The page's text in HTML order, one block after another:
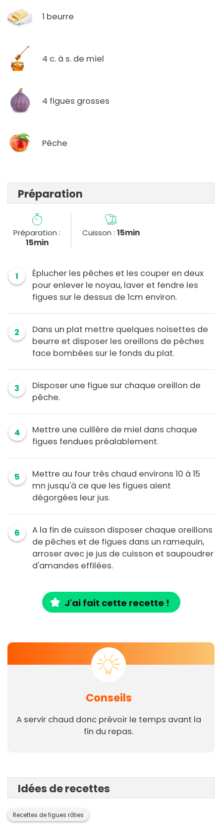
1 beurre
4 c. à s. de miel
4 figues grosses
Pêche
Préparation
Préparation :
15min
Cuisson : 15min
1
Éplucher les pêches et les couper en deux
pour enlever le noyau, laver et fendre les
figues sur le dessus de 1cm environ.
2
Dans un plat mettre quelques noisettes de
beurre et disposer les oreillons de pèches
face bombées sur le fonds du plat.
3
Disposer une figue sur chaque oreillon de
pêche.
4
Mettre une cuillère de miel dans chaque
figues fendues préalablement.
5
Mettre au four très chaud environs 10 à 15
mn jusqu'à ce que les figues aient
dégorgées leur jus.
6
A la fin de cuisson disposer chaque oreillons
de pêches et de figues dans un ramequin,
arroser avec je jus de cuisson et saupoudrer
d'amandes effilées.
J'ai fait cette recette !
Conseils
A servir chaud donc prévoir le temps avant la
fin du repas.
Idées de recettes
Recettes de figues rôties